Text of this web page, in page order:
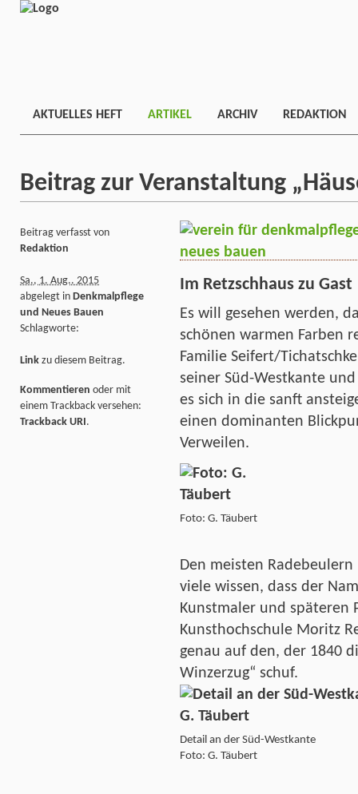
AKTUELLES HEFT ARTIKEL ARCHIV REDAKTION
Beitrag zur Veranstaltung
Im Retzschhaus zu Gast
Es will gesehen werden,
schönen warmen Farben
Familie Seifert/
seiner Süd-Westkante
es sich in die sanft
einen dominanten
Verweilen.
Foto: G. Täubert
Den meisten
viele wissen, dass der
Kunstmaler und späteren
Kunsthochschule Moritz
genau auf den, der 1840
Winzerzug“ schuf.
Detail an der Süd-Westkante
Foto: G. Täubert
Beitrag verfasst von
Redaktion
Sa., 1. Aug.. 2015
abgelegt in Denkmalpflege
und Neues Bauen
Schlagworte:
Link zu diesem Beitrag.
Kommentieren oder mit
einem Trackback versehen:
Trackback URI.